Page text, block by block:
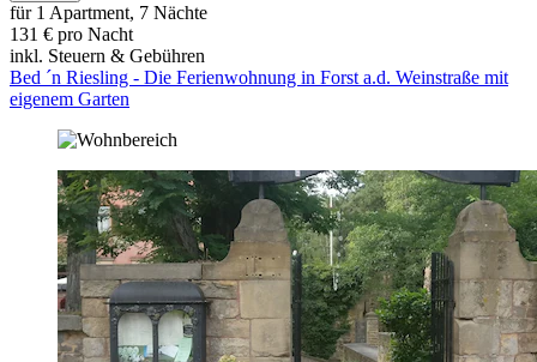
für 1 Apartment, 7 Nächte
131 € pro Nacht
inkl. Steuern & Gebühren
Bed ´n Riesling - Die Ferienwohnung in Forst a.d. Weinstraße mit
eigenem Garten